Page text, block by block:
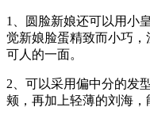
1、圆脸新娘还可以用小
觉新娘脸蛋精致而小巧
可人的一面。
2、可以采用偏中分的发
颊，再加上轻薄的刘海，